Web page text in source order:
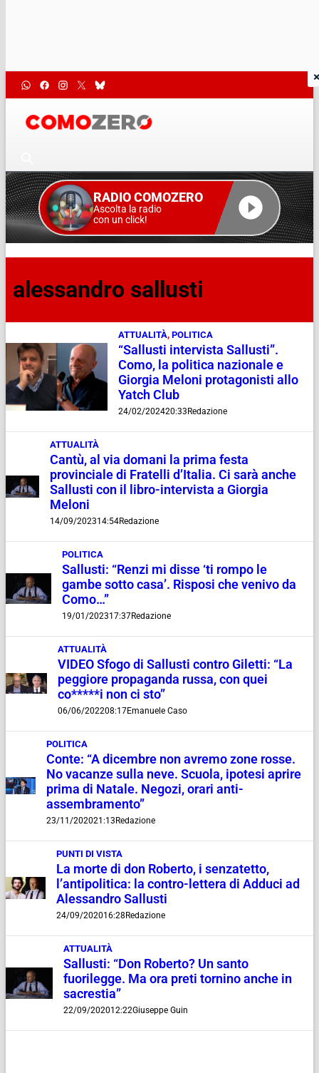
RADIO COMOZERO
Ascolta la radio
con un click!
alessandro sallusti
ATTUALITÀ, POLITICA
“Sallusti intervista Sallusti”.
Como, la politica nazionale e
Giorgia Meloni protagonisti allo
Yatch Club
24/02/202420:33Redazione
ATTUALITÀ
Cantù, al via domani la prima festa
provinciale di Fratelli d’Italia. Ci sarà anche
Sallusti con il libro-intervista a Giorgia
Meloni
14/09/202314:54Redazione
POLITICA
Sallusti: “Renzi mi disse ‘ti rompo le
gambe sotto casa’. Risposi che venivo da
Como…”
19/01/202317:37Redazione
ATTUALITÀ
VIDEO Sfogo di Sallusti contro Giletti: “La
peggiore propaganda russa, con quei
co*****i non ci sto”
06/06/202208:17Emanuele Caso
POLITICA
Conte: “A dicembre non avremo zone rosse.
No vacanze sulla neve. Scuola, ipotesi aprire
prima di Natale. Negozi, orari anti-
assembramento”
23/11/202021:13Redazione
PUNTI DI VISTA
La morte di don Roberto, i senzatetto,
l’antipolitica: la contro-lettera di Adduci ad
Alessandro Sallusti
24/09/202016:28Redazione
ATTUALITÀ
Sallusti: “Don Roberto? Un santo
fuorilegge. Ma ora preti tornino anche in
sacrestia”
22/09/202012:22Giuseppe Guin